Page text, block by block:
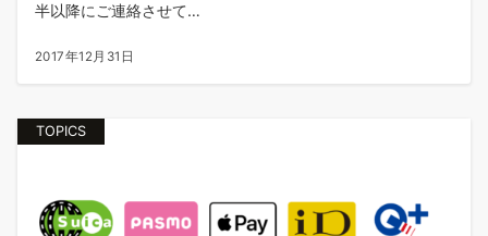
半以降にご連絡させて…
2017年12月31日
TOPICS